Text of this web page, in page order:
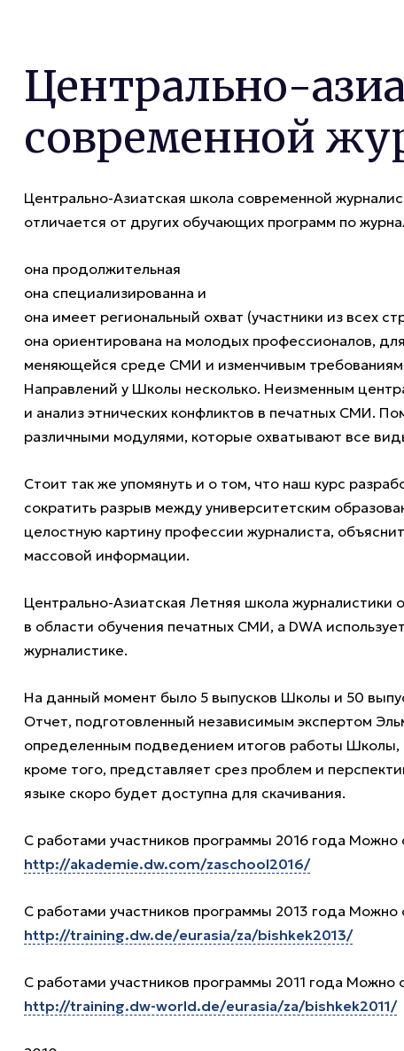
Центрально-
современной
Центрально-Азиатская школа современной
отличается от других обучающих программ по
она продолжительная
она специализированна и
она имеет региональный охват (участники из всех
она ориентирована на молодых профессионалов,
меняющейся среде СМИ и изменчивым
Направлений у Школы несколько. Неизменным
и анализ этнических конфликтов в печатных СМИ.
различными модулями, которые охватывают все
Стоит так же упомянуть и о том, что наш курс
сократить разрыв между университетским
целостную картину профессии журналиста,
массовой информации.
Центрально-Азиатская Летняя школа
в области обучения печатных СМИ, а DWA
журналистике.
На данный момент было 5 выпусков Школы и 50
Отчет, подготовленный независимым экспертом
определенным подведением итогов работы Школы,
кроме того, представляет срез проблем и
языке скоро будет доступна для скачивания.
С работами участников программы 2016 года
http://akademie.dw.com/zaschool2016/
С работами участников программы 2013 года
http://training.dw.de/eurasia/za/bishkek2013/
С работами участников программы 2011 года
http://training.dw-world.de/eurasia/za/bishkek2011/